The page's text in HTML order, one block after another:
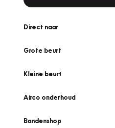
Direct naar
Grote beurt
Kleine beurt
Airco onderhoud
Bandenshop